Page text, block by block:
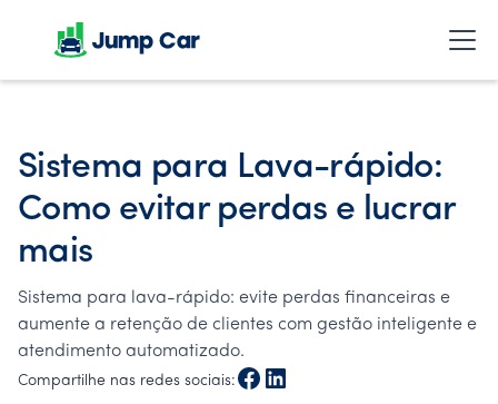
Sistema para Lava-rápido:
Como evitar perdas e lucrar
mais
Sistema para lava-rápido: evite perdas financeiras e
aumente a retenção de clientes com gestão inteligente e
atendimento automatizado.
Compartilhe nas redes sociais: